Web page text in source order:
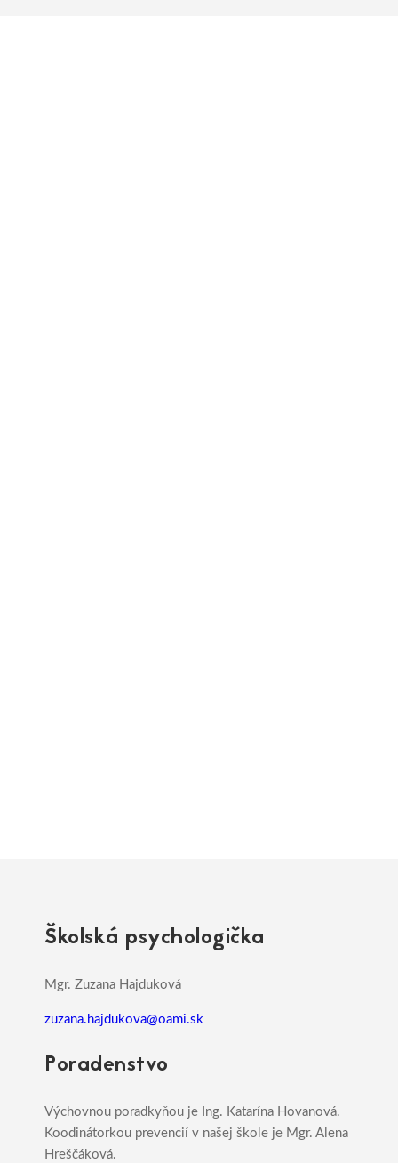
Školská psychologička
Mgr. Zuzana Hajduková
zuzana.hajdukova@oami.sk
Poradenstvo
Výchovnou poradkyňou je Ing. Katarína Hovanová.
Koodinátorkou prevencií v našej škole je Mgr. Alena
Hreščáková.